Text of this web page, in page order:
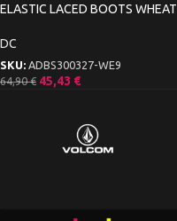
ELASTIC LACED BOOTS WHEAT
DC
SKU: ADBS300327-WE9
64,90€ 45,43 €